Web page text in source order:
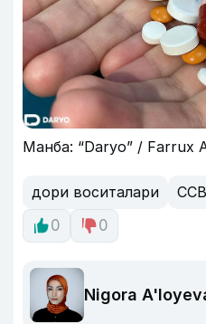
Манба: “Daryo” / Farrux
дори воситалари ССВ
0
0
Nigora